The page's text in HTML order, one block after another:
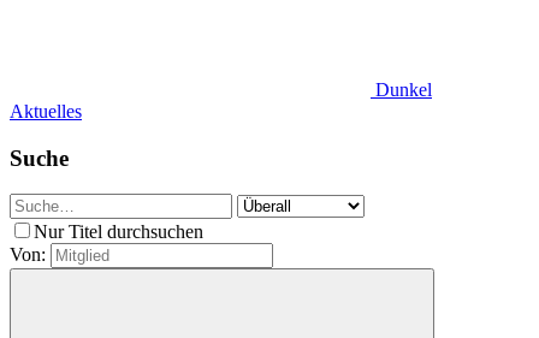
Dunkel
Aktuelles
Suche
Nur Titel durchsuchen
Von: